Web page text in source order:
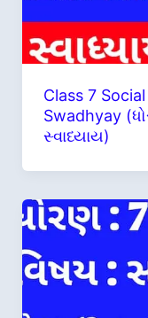
Class 7
Swadhyay
સ્વાધ્યાય)